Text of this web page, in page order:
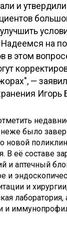
и
Надеемся на
в этом
—
Игорь
было
новой
В её составе
и аптечный
и
и
и